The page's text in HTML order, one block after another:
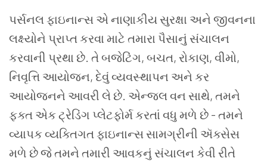
પર્સનલ ફાઇનાન્સ એ નાણાકીય સુરક્ષા અને જીવનના
લક્ષ્યોને પ્રાપ્ત કરવા માટે તમારા પૈસાનું સંચાલન
કરવાની પ્રથા છે. તે બજેટિંગ, બચત, રોકાણ, વીમો,
નિવૃત્તિ આયોજન, દેવું વ્યવસ્થાપન અને કર
આયોજનને આવરી લે છે. એન્જલ વન સાથે, તમને
ફક્ત એક ટ્રેડિંગ પ્લેટફોર્મ કરતાં વધુ મળે છે - તમને
વ્યાપક વ્યક્તિગત ફાઇનાન્સ સામગ્રીની ઍક્સેસ
મળે છે જે તમને તમારી આવકનું સંચાલન કેવી રીતે